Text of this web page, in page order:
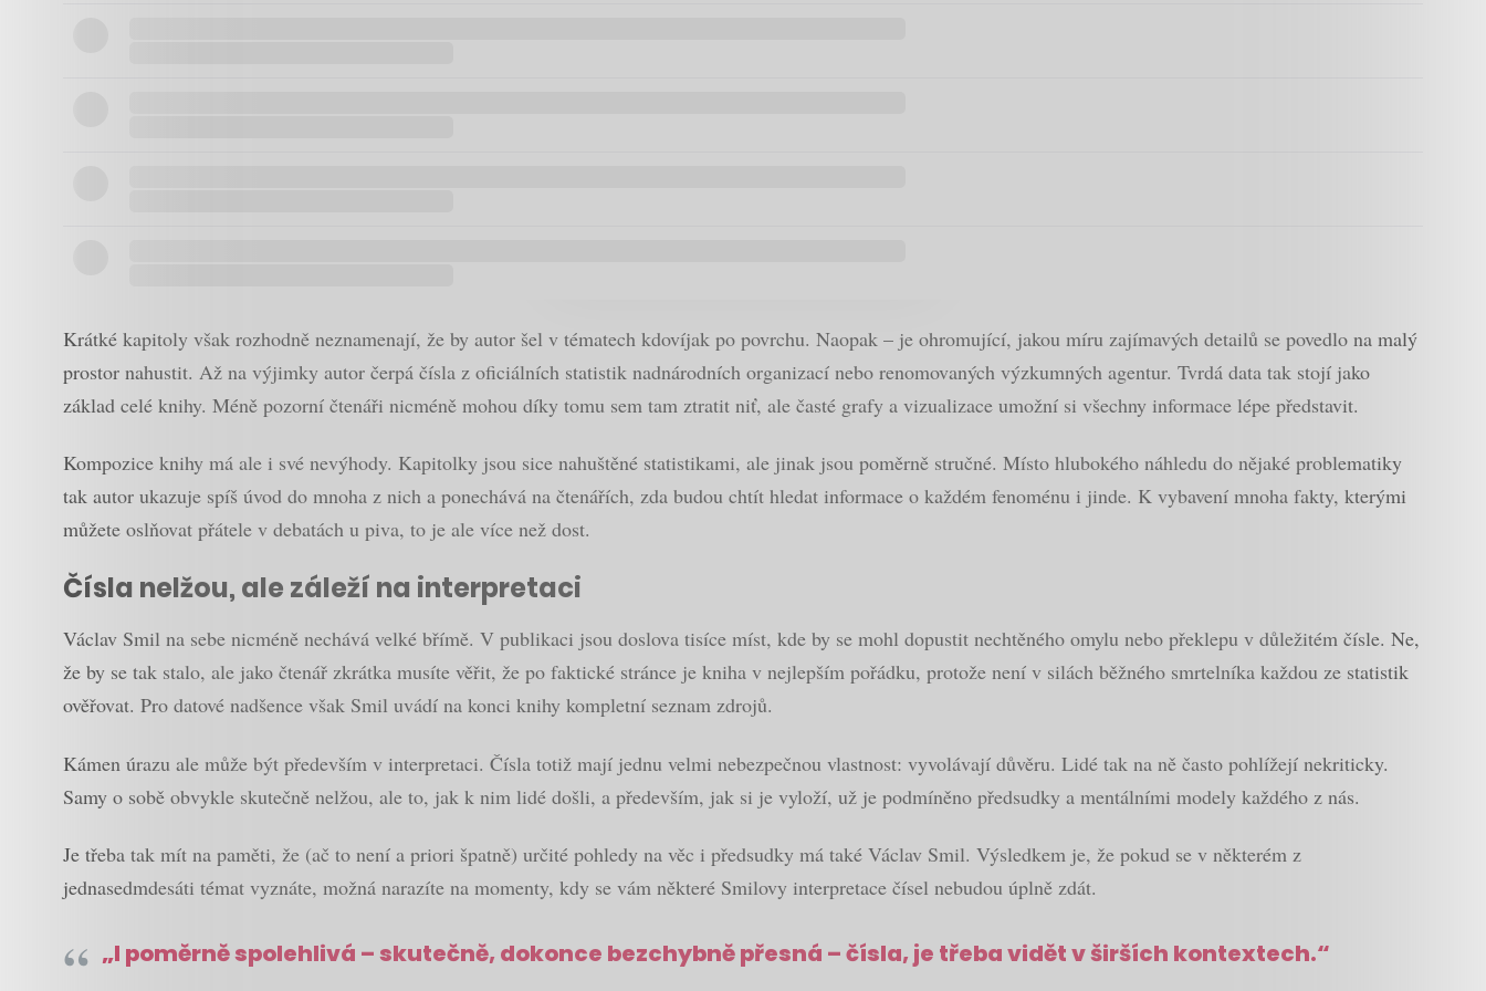
Krátké kapitoly však rozhodně neznamenají, že by autor šel v tématech kdovíjak po povrchu. Naopak – je ohromující, jakou míru zajímavých detailů se povedlo na malý
prostor nahustit. Až na výjimky autor čerpá čísla z oficiálních statistik nadnárodních organizací nebo renomovaných výzkumných agentur. Tvrdá data tak stojí jako
základ celé knihy. Méně pozorní čtenáři nicméně mohou díky tomu sem tam ztratit niť, ale časté grafy a vizualizace umožní si všechny informace lépe představit.
Kompozice knihy má ale i své nevýhody. Kapitolky jsou sice nahuštěné statistikami, ale jinak jsou poměrně stručné. Místo hlubokého náhledu do nějaké problematiky
tak autor ukazuje spíš úvod do mnoha z nich a ponechává na čtenářích, zda budou chtít hledat informace o každém fenoménu i jinde. K vybavení mnoha fakty, kterými
můžete oslňovat přátele v debatách u piva, to je ale více než dost.
Čísla nelžou, ale záleží na interpretaci
Václav Smil na sebe nicméně nechává velké břímě. V publikaci jsou doslova tisíce míst, kde by se mohl dopustit nechtěného omylu nebo překlepu v důležitém čísle. Ne,
že by se tak stalo, ale jako čtenář zkrátka musíte věřit, že po faktické stránce je kniha v nejlepším pořádku, protože není v silách běžného smrtelníka každou ze statistik
ověřovat. Pro datové nadšence však Smil uvádí na konci knihy kompletní seznam zdrojů.
Kámen úrazu ale může být především v interpretaci. Čísla totiž mají jednu velmi nebezpečnou vlastnost: vyvolávají důvěru. Lidé tak na ně často pohlížejí nekriticky.
Samy o sobě obvykle skutečně nelžou, ale to, jak k nim lidé došli, a především, jak si je vyloží, už je podmíněno předsudky a mentálními modely každého z nás.
Je třeba tak mít na paměti, že (ač to není a priori špatně) určité pohledy na věc i předsudky má také Václav Smil. Výsledkem je, že pokud se v některém z
jednasedmdesáti témat vyznáte, možná narazíte na momenty, kdy se vám některé Smilovy interpretace čísel nebudou úplně zdát.
„I poměrně spolehlivá – skutečně, dokonce bezchybně přesná – čísla, je třeba vidět v širších kontextech.“